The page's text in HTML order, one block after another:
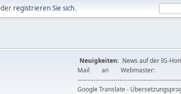
registrieren Sie sich.
Neuigkeiten: News auf der IG-
Mail an
Google Translate -